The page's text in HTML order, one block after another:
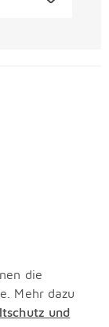
die
Mehr dazu
und